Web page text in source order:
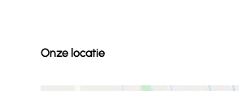
Onze locatie